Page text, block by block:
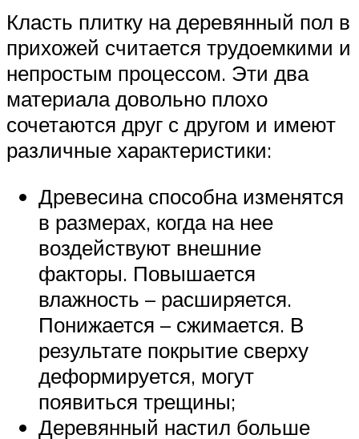
Класть плитку на деревянный пол в
прихожей считается трудоемкими и
непростым процессом. Эти два
материала довольно плохо
сочетаются друг с другом и имеют
различные характеристики:
Древесина способна изменятся
в размерах, когда на нее
воздействуют внешние
факторы. Повышается
влажность – расширяется.
Понижается – сжимается. В
результате покрытие сверху
деформируется, могут
появиться трещины;
Деревянный настил больше